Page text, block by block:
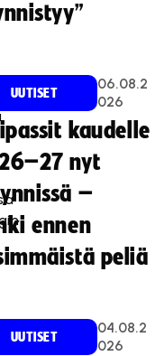
UUTISET
06.08.2
026
kaudelle
nyt
–
ennen
peliä
UUTISET
04.08.2
026